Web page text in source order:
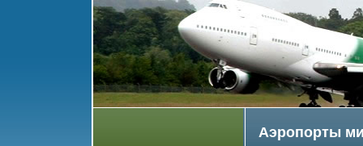
Аэропорты